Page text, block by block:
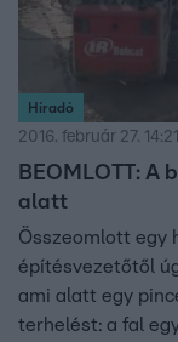
Híradó
2016. február 27. 14:21
BEOMLOTT: A
alatt
Összeomlott egy
építésvezetőtől
ami alatt egy
terhelést: a fal